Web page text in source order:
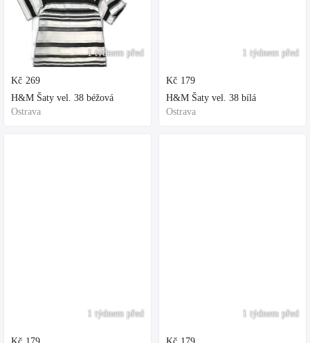
1 týdnem před
Kč 269
H&M Šaty vel. 38 béžová
Ostrava
1 týdnem před
1 týdnem před
Kč 179
H&M Šaty vel. 38 bílá
Ostrava
1 týdnem před